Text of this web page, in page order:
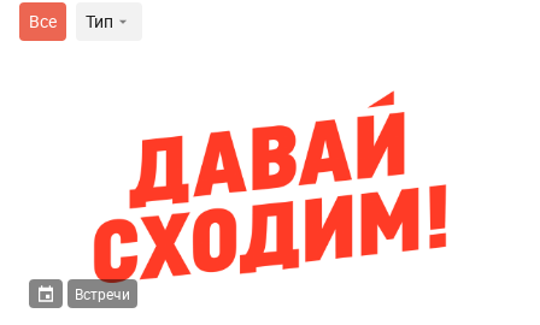
Все Тип
Встречи